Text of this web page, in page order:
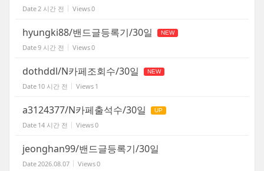
Date 2 시간 전 Views0
hyungki88/밴드글등록기/30일 NEW
Date9 시간 전 Views0
dothddl/N카페조회수/30일 NEW
Date 10 시간 전 Views 1
a3124377/N카페출석수/30일 UP
Date 14 시간 전 Views0
jeonghan99/밴드글등록기/30일
Date 2026.08.07 Views0